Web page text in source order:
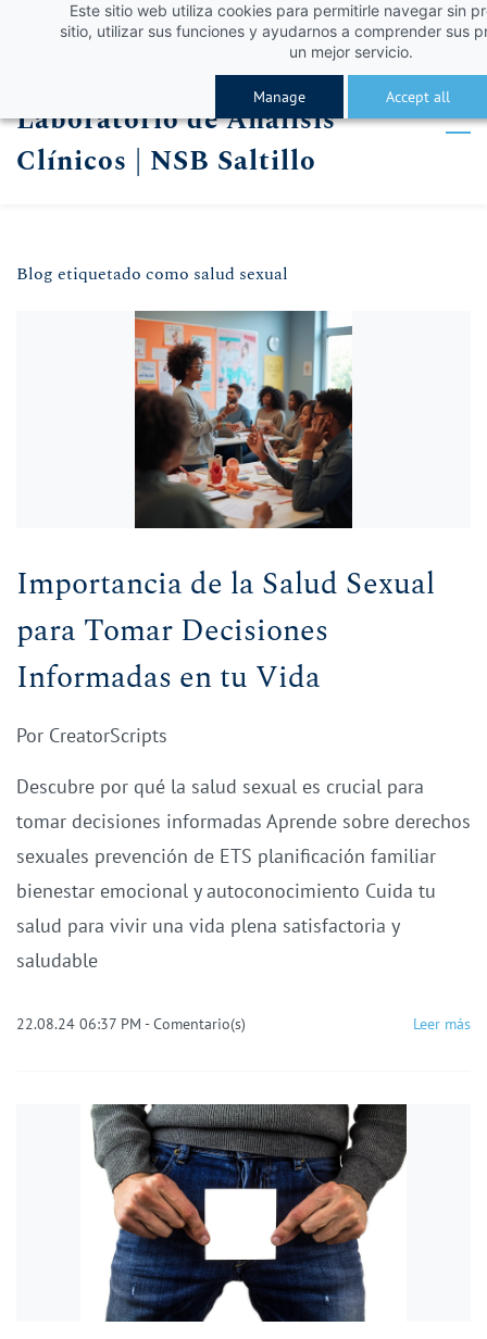
Este sitio web utiliza cookies para permitirle navegar sin
sitio, utilizar sus funciones y ayudarnos a comprender sus
un mejor servicio.
Manage Accept all
content
Iniciar sesión
Registro
Laboratorio de Análisis
Clínicos | NSB Saltillo
Blog etiquetado como salud sexual
Importancia de la Salud Sexual
para Tomar Decisiones
Informadas en tu Vida
Por CreatorScripts
Descubre por qué la salud sexual es crucial para
tomar decisiones informadas Aprende sobre derechos
sexuales prevención de ETS planificación familiar
bienestar emocional y autoconocimiento Cuida tu
salud para vivir una vida plena satisfactoria y
saludable
22.08.24 06:37 PM -Comentario(s) Leer más
¡Obtén un 10% de descuento con el código